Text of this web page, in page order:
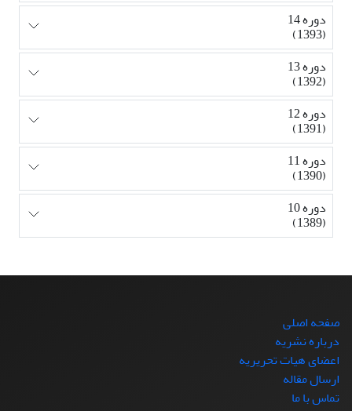
دوره 14
(1393)
دوره 13
(1392)
دوره 12
(1391)
دوره 11
(1390)
دوره 10
(1389)
صفحه اصلی
درباره نشریه
اعضای هیات تحریریه
ارسال مقاله
تماس با ما